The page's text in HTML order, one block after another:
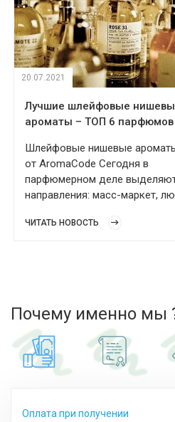
20.07.2021
Лучшие шлейфовые
ароматы – ТОП 6 парфюмов
Шлейфовые нишевые
от AromaCode Сегодня в
парфюмерном деле
направления: масс-маркет,
Самыми ценными в мировой
компоненты. Конечно,
духи нельзя назвать
всех», ведь они имеют
звучание. Особенно, если
шлейфовых нишевых
ЧИТАТЬ НОВОСТЬ
Почему именно мы
Оплата при получении